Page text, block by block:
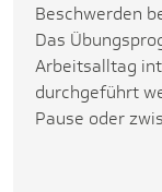
Beschwerden
Das
Arbeitsalltag
durchgeführt
Pause oder